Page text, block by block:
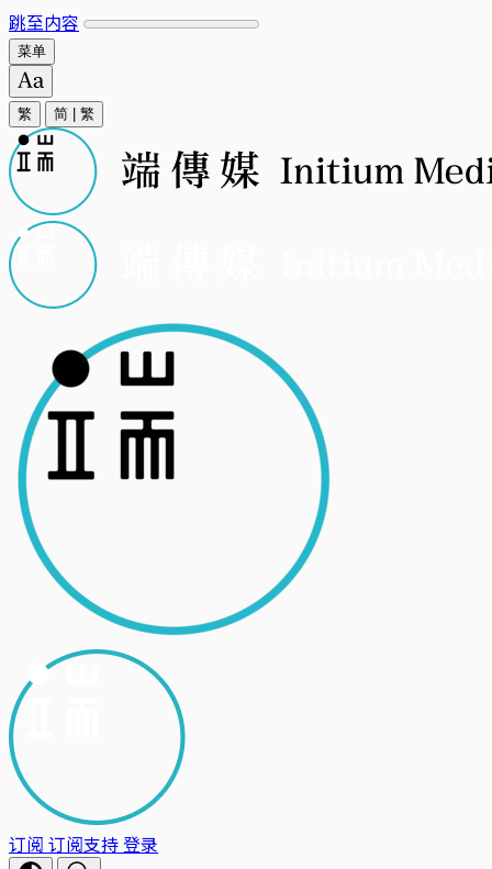
跳至内容
菜单
繁 简 繁
订阅 订阅支持登录